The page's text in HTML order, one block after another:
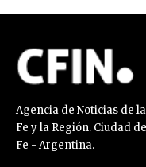
Agencia de Noticias de
Fe y la Región. Ciudad
Fe - Argentina.